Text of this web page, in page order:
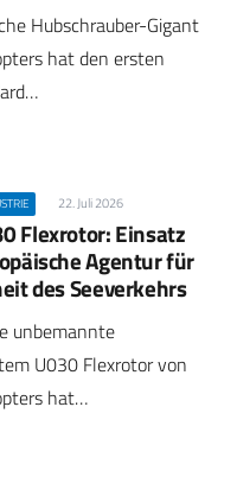
Hubschrauber-Gigant
hat den ersten
22. Juli 2026
Flexrotor: Einsatz
Agentur für
des Seeverkehrs
unbemannte
U030 Flexrotor von
hat…